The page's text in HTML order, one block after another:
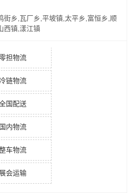
街乡,瓦厂乡,平坡镇,太平乡,富恒乡,顺
西镇,漾江镇
担物流
冷链物流
国配送
国内物流
车物流
展会运输